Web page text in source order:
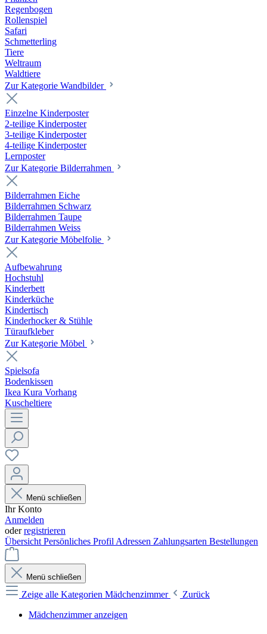
Regenbogen
Rollenspiel
Safari
Schmetterling
Tiere
Weltraum
Waldtiere
Zur Kategorie Wandbilder
Einzelne Kinderposter
2-teilige Kinderposter
3-teilige Kinderposter
4-teilige Kinderposter
Lernposter
Zur Kategorie Bilderrahmen
Bilderrahmen Eiche
Bilderrahmen Schwarz
Bilderrahmen Taupe
Bilderrahmen Weiss
Zur Kategorie Möbelfolie
Aufbewahrung
Hochstuhl
Kinderbett
Kinderküche
Kindertisch
Kinderhocker & Stühle
Türaufkleber
Zur Kategorie Möbel
Spielsofa
Bodenkissen
Ikea Kura Vorhang
Kuscheltiere
Menü schließen
Ihr Konto
Anmelden
oderregistrieren
Übersicht Persönliches Profil Adressen Zahlungsarten Bestellungen
Menü schließen
Zeige alle Kategorien Mädchenzimmer
Zurück
Mädchenzimmer anzeigen